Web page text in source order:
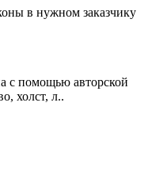
в нужном заказчику
с помощью авторской
холст, л..